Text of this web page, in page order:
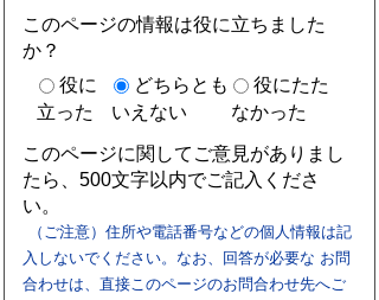
このページの情報は役に立ちました
か？
役に
立った
どちらとも
いえない
役にたた
なかった
このページに関してご意見がありまし
たら、500文字以内でご記入くださ
い。
（ご注意）住所や電話番号などの個人情報は記
入しないでください。なお、回答が必要な お問
合わせは、直接このページのお問合わせ先へご